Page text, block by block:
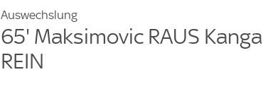
Auswechslung
65' Maksimovic RAUS Kanga
REIN